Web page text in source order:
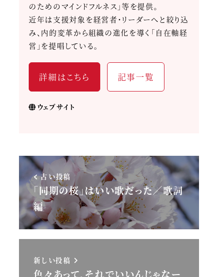
のためのマインドフルネス」等を提供。
近年は支援対象を経営者・リーダーへと絞り込
み、内的変革から組織の進化を導く「自在軸経
営」を提唱している。
詳細はこちら 記事一覧
ウェブサイト
古い投稿
「同期の桜」はいい歌だった／歌詞
編
新しい投稿
色々あって、それでいいんじゃなー